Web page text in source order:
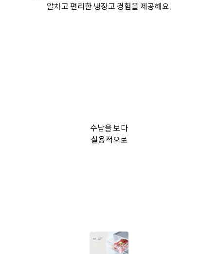
알차고 편리한 냉장고 경험을 제공해요.
수납을 보다
실용적으로